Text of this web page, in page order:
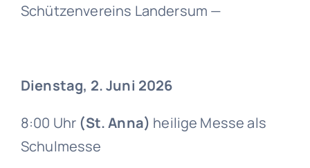
Schützenvereins Landersum —
Dienstag, 2. Juni 2026
8:00 Uhr (St. Anna) heilige Messe als
Schulmesse